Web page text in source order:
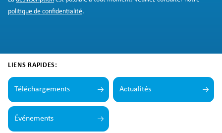
politique de confidentialité.
LIENS RAPIDES:
Téléchargements Actualités
Événements